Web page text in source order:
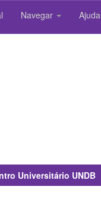
Navegar Ajuda
Universitário UNDB